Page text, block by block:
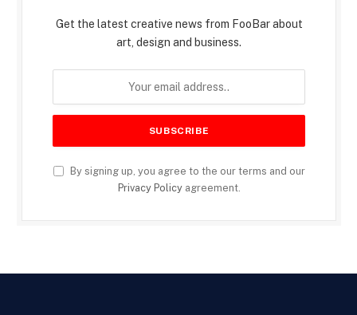
Get the latest creative news from FooBar about
art, design and business.
By signing up, you agree to the our terms and our
Privacy Policyagreement.